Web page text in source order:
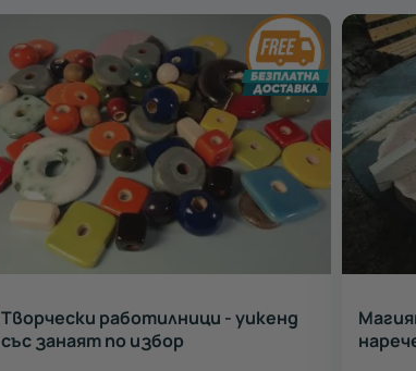
Творчески работилници - уикенд
със занаят по избор